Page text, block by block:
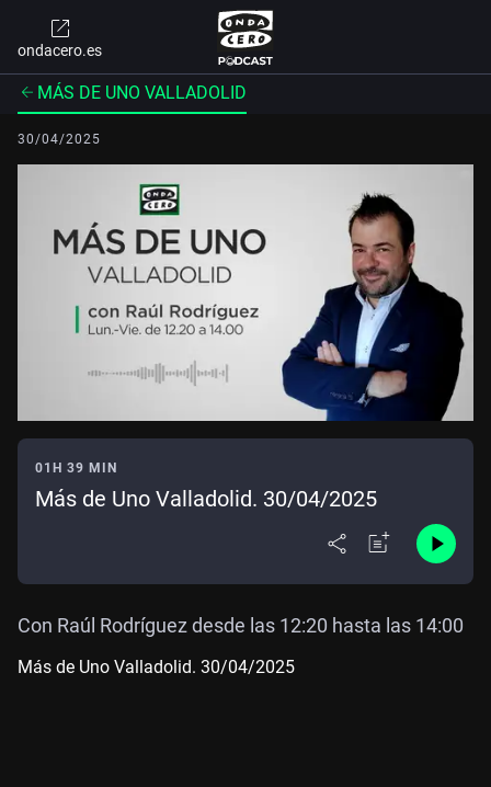
ondacero.es
MÁS DE UNO VALLADOLID
30/04/2025
01H 39 MIN
Más de Uno Valladolid. 30/04/2025
Con Raúl Rodríguez desde las 12:20 hasta las 14:00
Más de Uno Valladolid. 30/04/2025